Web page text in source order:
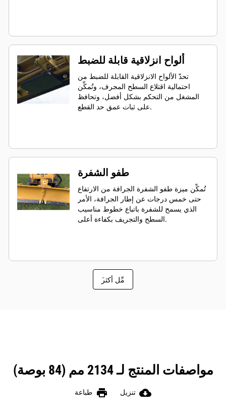
ألواح انزلاقية قابلة للضبط
تحدّ الألواح الانزلاقية القابلة للضبط من
احتمالية اقتلاع السطح المجرف، وتُمكِّن
المشغل من التحكم بشكل أفضل، وتحافظ
على ثبات عمق حد القطع.
طفو الشفرة
تُمكِّن ميزة طفو الشفرة الجرافة من الارتفاع
حتى خمس درجات عن إطار الجرافة، الأمر
الذي يسمح للشفرة باتباع خطوط مناسيب
السطح والتجريف بكفاءة أعلى.
َمِّل أكثر
مواصفات المنتج لـ 2134 مم (84 بوصة)
cloud_download تنزيل print طباعة